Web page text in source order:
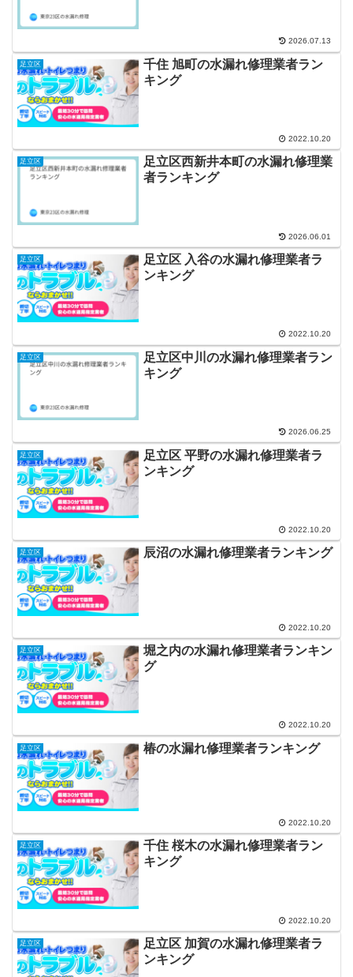
2026.07.13
足立区
千住 旭町の水漏れ修理業者ラン
キング
2022.10.20
足立区
足立区西新井本町の水漏れ修理業
者ランキング
2026.06.01
足立区
足立区 入谷の水漏れ修理業者ラ
ンキング
2022.10.20
足立区
足立区中川の水漏れ修理業者ラン
キング
2026.06.25
足立区
足立区 平野の水漏れ修理業者ラ
ンキング
2022.10.20
足立区 辰沼の水漏れ修理業者ランキング
2022.10.20
足立区
堀之内の水漏れ修理業者ランキン
グ
2022.10.20
足立区 椿の水漏れ修理業者ランキング
2022.10.20
足立区
千住 桜木の水漏れ修理業者ラン
キング
2022.10.20
足立区
足立区 加賀の水漏れ修理業者ラ
ンキング